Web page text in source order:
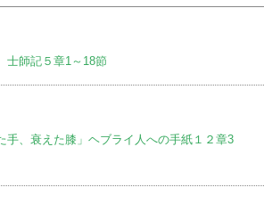
師記５章1～18節
手、衰えた膝」ヘブライ人への手紙１２章3